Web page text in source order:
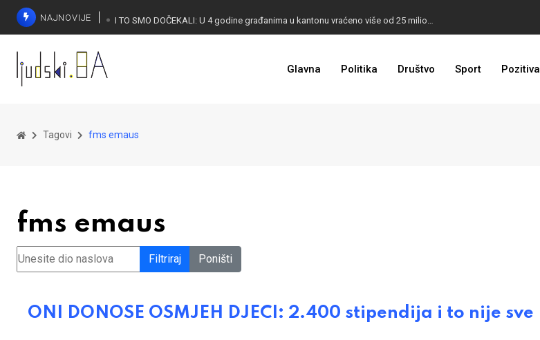
NAJNOVIJE
KONAKOVIĆ PALI ALARM: Otvoreno pismo UN-u
Glavna Politika Društvo Sport Pozitiva
Tagovi fms emaus
fms emaus
Unesite dio naslova Filtriraj Poništi
ONI DONOSE OSMJEH DJECI: 2.400 stipendija i to nije sve